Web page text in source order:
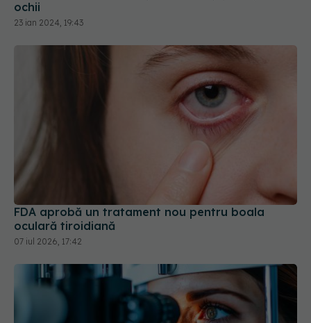
FDA aprobă un tratament nou pentru boala
oculară tiroidiană
07 iul 2026, 17:42